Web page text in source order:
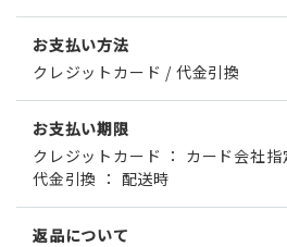
お支払い方法
クレジットカード / 代金引換
お支払い期限
クレジットカード ： カード会社指
代金引換 ： 配送時
返品について